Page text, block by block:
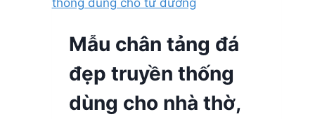
Mẫu chân tảng đá
đẹp truyền thống
dùng cho nhà thờ,